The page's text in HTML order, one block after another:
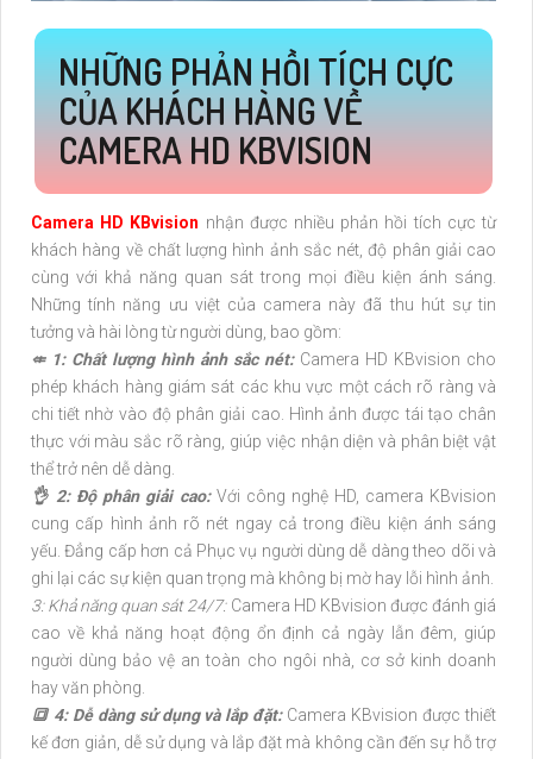
NHỮNG PHẢN HỒI TÍCH CỰC
CỦA KHÁCH HÀNG VỀ
CAMERA HD KBVISION
Camera HD KBvision nhận được nhiều phản hồi tích cực từ
khách hàng về chất lượng hình ảnh sắc nét, độ phân giải cao
cùng với khả năng quan sát trong mọi điều kiện ánh sáng.
Những tính năng ưu việt của camera này đã thu hút sự tin
tưởng và hài lòng từ người dùng, bao gồm:
⤂ 1: Chất lượng hình ảnh sắc nét: Camera HD KBvision cho
phép khách hàng giám sát các khu vực một cách rõ ràng và
chi tiết nhờ vào độ phân giải cao. Hình ảnh được tái tạo chân
thực với màu sắc rõ ràng, giúp việc nhận diện và phân biệt vật
thể trở nên dễ dàng.
👌 2: Độ phân giải cao:Với công nghệ HD, camera KBvision
cung cấp hình ảnh rõ nét ngay cả trong điều kiện ánh sáng
yếu. Đẳng cấp hơn cả Phục vụ người dùng dễ dàng theo dõi và
ghi lại các sự kiện quan trọng mà không bị mờ hay lỗi hình ảnh.
3: Khả năng quan sát 24/7: Camera HD KBvision được đánh giá
cao về khả năng hoạt động ổn định cả ngày lẫn đêm, giúp
người dùng bảo vệ an toàn cho ngôi nhà, cơ sở kinh doanh
hay văn phòng.
🔳 4: Dễ dàng sử dụng và lắp đặt: Camera KBvision được thiết
kế đơn giản, dễ sử dụng và lắp đặt mà không cần đến sự hỗ trợ